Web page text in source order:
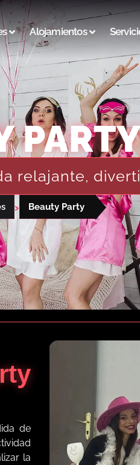
Alojamientos
relajante,
› Beauty Party
de
la